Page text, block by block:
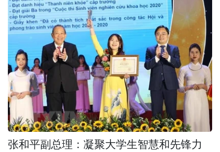
张和平副总理：凝聚大学生智慧和先锋力